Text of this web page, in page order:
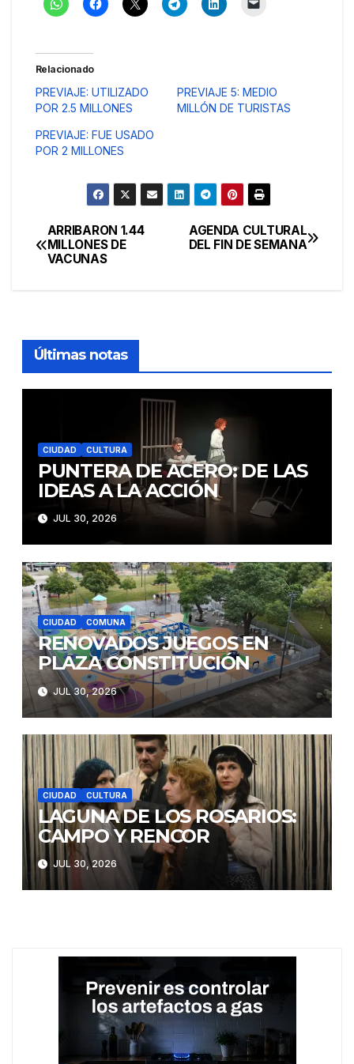
Relacionado
PREVIAJE: UTILIZADO
POR 2.5 MILLONES
PREVIAJE 5: MEDIO
MILLÓN DE TURISTAS
PREVIAJE: FUE USADO
POR 2 MILLONES
Navegación
de
AGENDA CULTURAL
DEL FIN DE SEMANA
ARRIBARON 1.44
MILLONES DE
VACUNAS
Últimas notas
CIUDAD CULTURA
PUNTERA DE ACERO: DE LAS
IDEAS A LA ACCIÓN
JUL 30, 2026
CIUDAD COMUNA
RENOVADOS JUEGOS EN
PLAZA CONSTITUCIÓN
JUL 30, 2026
CIUDAD CULTURA
LAGUNA DE LOS ROSARIOS:
CAMPO Y RENCOR
JUL 30, 2026